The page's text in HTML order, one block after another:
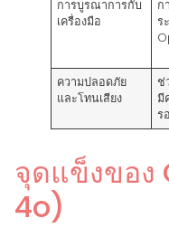
การบูรณาการกับ
เครื่องมือ
ก
ร
ความปลอดภัย
และโทนเสียง
ช่
มี
ร
จุดแข็งของ
4o)